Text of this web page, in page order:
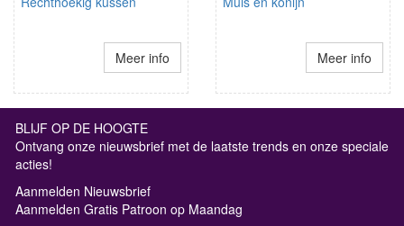
Meer info Meer info
BLIJF OP DE HOOGTE
Ontvang onze nieuwsbrief met de laatste trends en onze speciale
acties!
Aanmelden Nieuwsbrief
Aanmelden Gratis Patroon op Maandag